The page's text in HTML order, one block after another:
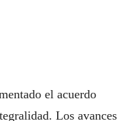
el acuerdo
Los avances